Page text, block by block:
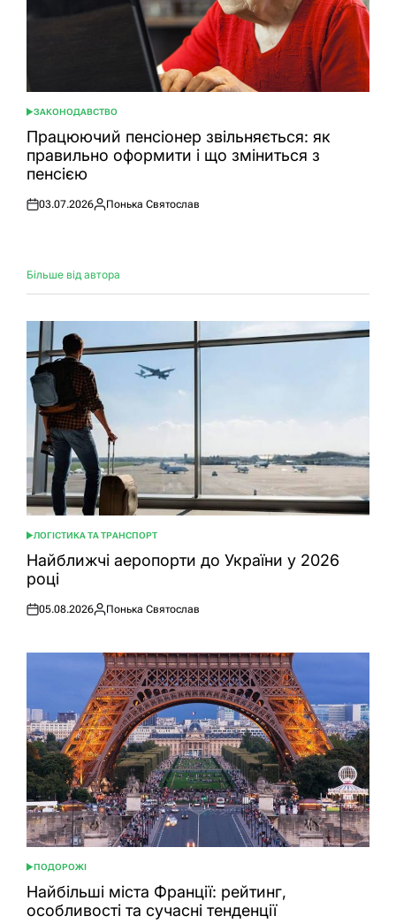
ОПУБЛІКУВАТИ
У
ЗАКОНОДАВСТВО
Працюючий пенсіонер звільняється: як
правильно оформити і що зміниться з
пенсією
Оприлюднено
03.07.2026
Опубліковано
Понька Святослав
Більше від автора
ОПУБЛІКУВАТИ
У
ЛОГІСТИКА ТА ТРАНСПОРТ
Найближчі аеропорти до України у 2026
році
Оприлюднено
05.08.2026
Опубліковано
Понька Святослав
ОПУБЛІКУВАТИ
У
ПОДОРОЖІ
Найбільші міста Франції: рейтинг,
особливості та сучасні тенденції